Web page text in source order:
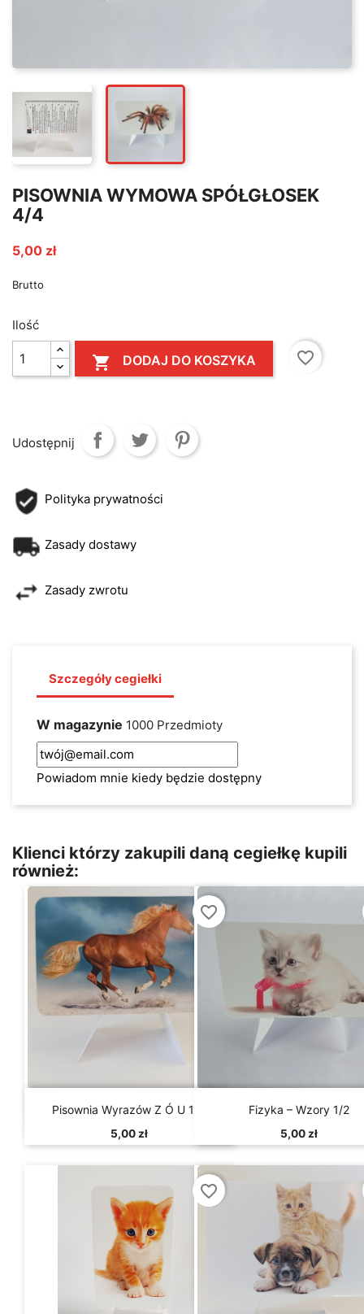
PISOWNIA WYMOWA SPÓŁGŁOSEK
4/4
5,00 zł
Brutto
Ilość
 DODAJ DO KOSZYKA favorite_border
Udostępnij
Polityka prywatności
Zasady dostawy
Zasady zwrotu
Szczegóły cegiełki
W magazynie 1000 Przedmioty
Powiadom mnie kiedy będzie dostępny
Klienci którzy zakupili daną cegiełkę kupili
również:
Szybki podgląd
Pisownia Wyrazów Z Ó U 1/4
5,00 zł
favorite_border
Szybki podgląd
Fizyka – Wzory 1/2
5,00 zł
favorite_border